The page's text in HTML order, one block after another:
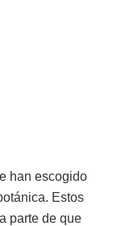
han escogido
Estos
parte de que